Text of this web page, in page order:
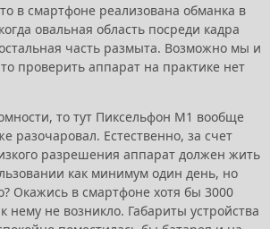
в смартфоне реализована обманка в
овальная область посреди кадра
часть размыта. Возможно мы и
проверить аппарат на практике нет
то тут Пиксельфон М1 вообще
разочаровал. Естественно, за счет
разрешения аппарат должен жить
как минимум один день, но
Окажись в смартфоне хотя бы 3000
нему не возникло. Габариты устройства